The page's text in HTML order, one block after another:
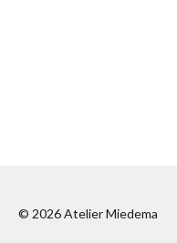
© 2026 Atelier Miedema